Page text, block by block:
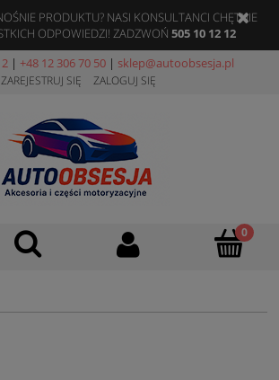
PRODUKTU? NASI KONSULTANCI CHĘTNIE
ODPOWIEDZI! ZADZWOŃ 505 10 12 12
| +48 12 306 70 50 | sklep@autoobsesja.pl
ZAREJESTRUJ SIĘ ZALOGUJ SIĘ